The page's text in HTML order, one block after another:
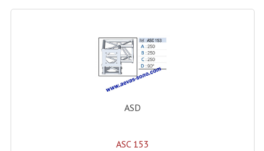
Peripheriques Traitements Et Accessoires
Portes Voix Mégaphones
Pupitre Pour Discours
Samplers, Échantillonneurs
ASD
ASC 153